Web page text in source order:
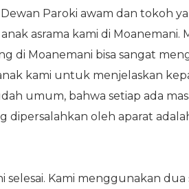
Paroki awam dan tokoh
asrama kami di Moanemani.
di Moanemani bisa sangat
kami untuk menjelaskan
umum, bahwa setiap ada
dipersalahkan oleh aparat
Kami menggunakan dua